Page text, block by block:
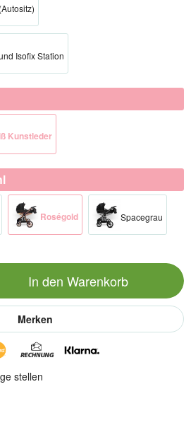
Isofix Station
Kunstleder
Roségold​ Spacegrau​
In den Warenkorb
Merken
stellen